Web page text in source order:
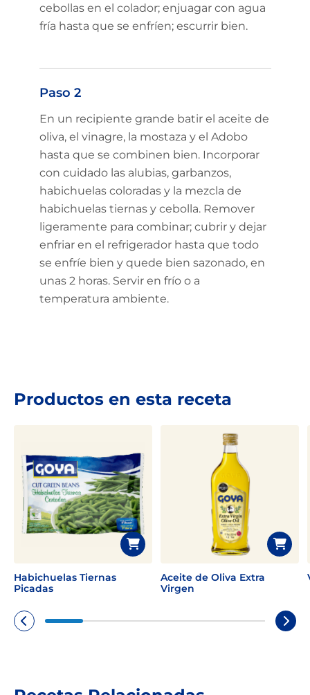
cebollas en el colador; enjuagar con agua
fría hasta que se enfríen; escurrir bien.
Paso 2
En un recipiente grande batir el aceite de
oliva, el vinagre, la mostaza y el Adobo
hasta que se combinen bien. Incorporar
con cuidado las alubias, garbanzos,
habichuelas coloradas y la mezcla de
habichuelas tiernas y cebolla. Remover
ligeramente para combinar; cubrir y dejar
enfriar en el refrigerador hasta que todo
se enfríe bien y quede bien sazonado, en
unas 2 horas. Servir en frío o a
temperatura ambiente.
Productos en esta receta
Habichuelas Tiernas
Picadas
Aceite de Oliva Extra
Virgen